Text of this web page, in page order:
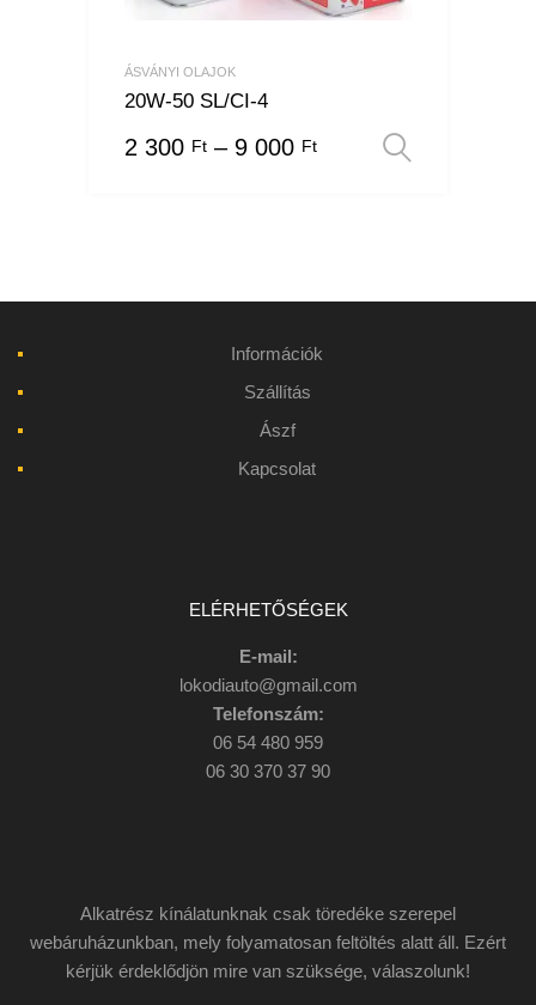
ÁSVÁNYI OLAJOK
20W-50 SL/CI-4
2 300 Ft – 9 000 Ft
Információk
Szállítás
Ászf
Kapcsolat
ELÉRHETŐSÉGEK
E-mail:
lokodiauto@gmail.com
Telefonszám:
06 54 480 959
06 30 370 37 90
Alkatrész kínálatunknak csak töredéke szerepel
webáruházunkban, mely folyamatosan feltöltés alatt áll. Ezért
kérjük érdeklődjön mire van szüksége, válaszolunk!